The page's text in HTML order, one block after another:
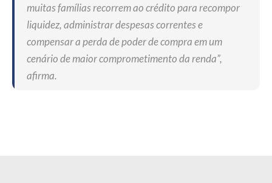
muitas famílias recorrem ao crédito para recompor
liquidez, administrar despesas correntes e
compensar a perda de poder de compra em um
cenário de maior comprometimento da renda”,
afirma.